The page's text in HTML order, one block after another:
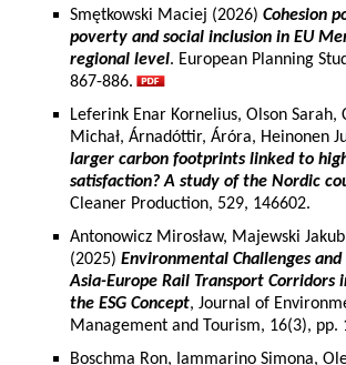
Smętkowski Maciej (2026) Cohesion
poverty and social inclusion in EU
regional level. European Planning
867-886.
Leferink Enar Kornelius, Olson Sarah,
Michał, Árnadóttir, Áróra, Heinonen
larger carbon footprints linked to
satisfaction? A study of the Nordic
Cleaner Production, 529, 146602.
Antonowicz Mirosław, Majewski Jakub
(2025) Environmental Challenges
Asia-Europe Rail Transport Corridors
the ESG Concept, Journal of
Management and Tourism, 16(3), pp.
Boschma Ron, Iammarino Simona,